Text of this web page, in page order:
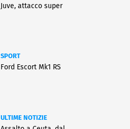
Juve, attacco super
SPORT
Ford Escort Mk1 RS
ULTIME NOTIZIE